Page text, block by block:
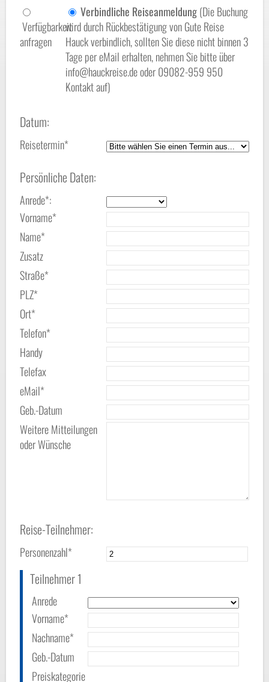
Verfügbarkeit
anfragen
Verbindliche Reiseanmeldung(Die Buchung
wird durch Rückbestätigung von Gute Reise
Hauck verbindlich, sollten Sie diese nicht binnen 3
Tage per eMail erhalten, nehmen Sie bitte über
info@hauckreise.de oder 09082-959 950
Kontakt auf)
Datum:
Reisetermin*
Persönliche Daten:
Anrede*:
Vorname*
Name*
Zusatz
Straße*
PLZ*
Ort*
Telefon*
Handy
Telefax
eMail*
Geb.-Datum
Weitere Mitteilungen
oder Wünsche
Reise-Teilnehmer:
Personenzahl*
Teilnehmer 1
Anrede
Vorname*
Nachname*
Geb.-Datum
Preiskategorie